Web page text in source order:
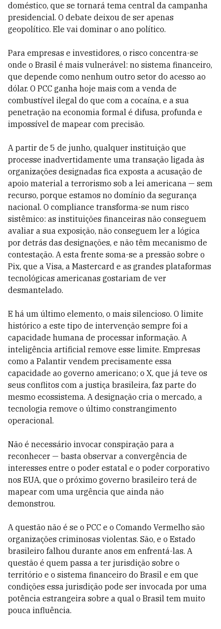
doméstico, que se tornará tema central da campanha
presidencial. O debate deixou de ser apenas
geopolítico. Ele vai dominar o ano político.
Para empresas e investidores, o risco concentra-se
onde o Brasil é mais vulnerável: no sistema financeiro,
que depende como nenhum outro setor do acesso ao
dólar. O PCC ganha hoje mais com a venda de
combustível ilegal do que com a cocaína, e a sua
penetração na economia formal é difusa, profunda e
impossível de mapear com precisão.
A partir de 5 de junho, qualquer instituição que
processe inadvertidamente uma transação ligada às
organizações designadas fica exposta a acusação de
apoio material a terrorismo sob a lei americana — sem
recurso, porque estamos no domínio da segurança
nacional. O compliance transforma-se num risco
sistêmico: as instituições financeiras não conseguem
avaliar a sua exposição, não conseguem ler a lógica
por detrás das designações, e não têm mecanismo de
contestação. A esta frente soma-se a pressão sobre o
Pix, que a Visa, a Mastercard e as grandes plataformas
tecnológicas americanas gostariam de ver
desmantelado.
E há um último elemento, o mais silencioso. O limite
histórico a este tipo de intervenção sempre foi a
capacidade humana de processar informação. A
inteligência artificial remove esse limite. Empresas
como a Palantir vendem precisamente essa
capacidade ao governo americano; o X, que já teve os
seus conflitos com a justiça brasileira, faz parte do
mesmo ecossistema. A designação cria o mercado, a
tecnologia remove o último constrangimento
operacional.
Não é necessário invocar conspiração para a
reconhecer — basta observar a convergência de
interesses entre o poder estatal e o poder corporativo
nos EUA, que o próximo governo brasileiro terá de
mapear com uma urgência que ainda não
demonstrou.
A questão não é se o PCC e o Comando Vermelho são
organizações criminosas violentas. São, e o Estado
brasileiro falhou durante anos em enfrentá-las. A
questão é quem passa a ter jurisdição sobre o
território e o sistema financeiro do Brasil e em que
condições essa jurisdição pode ser invocada por uma
potência estrangeira sobre a qual o Brasil tem muito
pouca influência.